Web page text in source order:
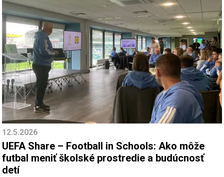
12.5.2026
UEFA Share – Football in Schools: Ako môže
futbal meniť školské prostredie a budúcnosť
detí